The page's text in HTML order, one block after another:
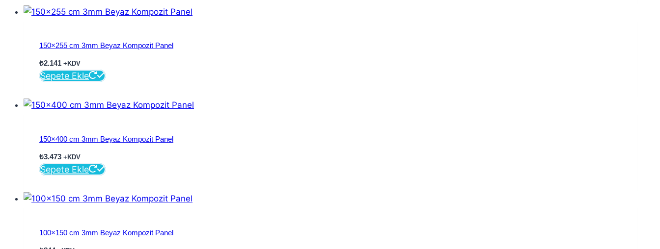
150×255 cm 3mm Beyaz Kompozit Panel
₺2.141 +KDV
Sepete Ekle
150×400 cm 3mm Beyaz Kompozit Panel
₺3.473 +KDV
Sepete Ekle
100×150 cm 3mm Beyaz Kompozit Panel